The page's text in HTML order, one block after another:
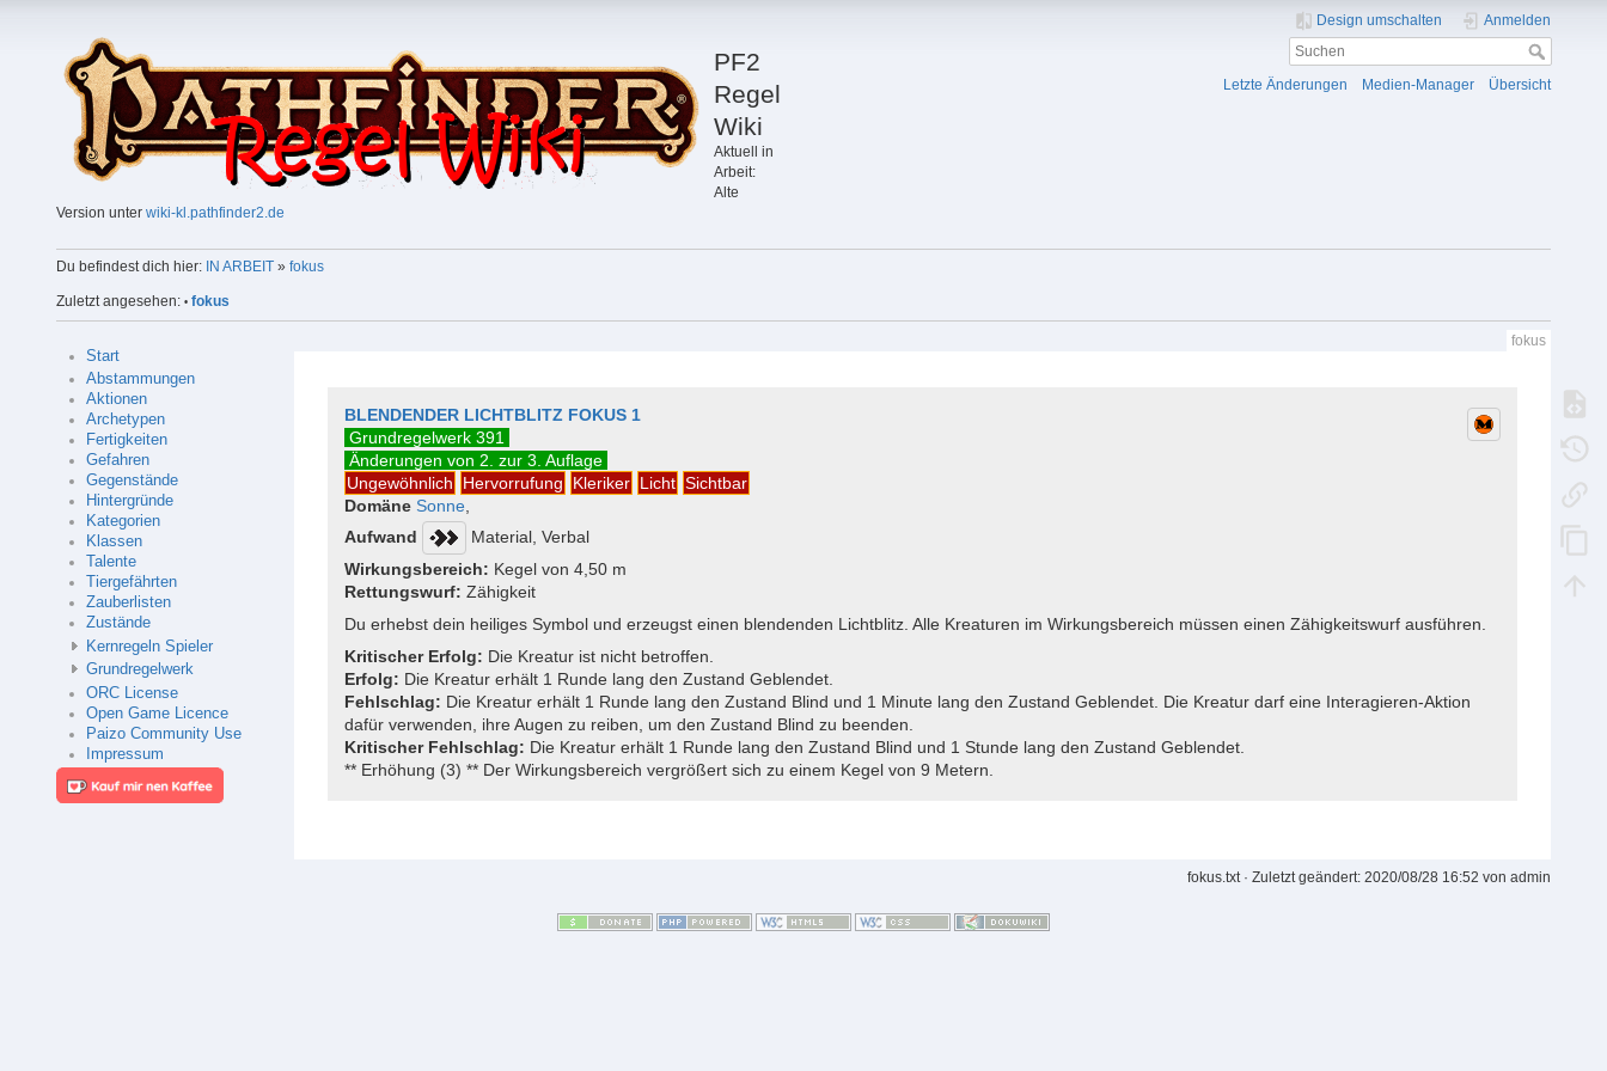
PF2
Regel
Wiki
Aktuell in
Arbeit:
Alte
Version unter wiki-kl.pathfinder2.de
Design umschalten Anmelden
Letzte Änderungen Medien-Manager Übersicht
Du befindest dich hier: IN ARBEIT» fokus
Zuletzt angesehen: • fokus
Start
Abstammungen
Aktionen
Archetypen
Fertigkeiten
Gefahren
Gegenstände
Hintergründe
Kategorien
Klassen
Talente
Tiergefährten
Zauberlisten
Zustände
Kernregeln Spieler
Grundregelwerk
ORC License
Open Game Licence
Paizo Community Use
Impressum
fokus
BLENDENDER LICHTBLITZ FOKUS 1
Grundregelwerk 391
Änderungen von 2. zur 3. Auflage
Ungewöhnlich
Hervorrufung Kleriker Licht Sichtbar
Domäne Sonne,
Aufwand
Material, Verbal
Wirkungsbereich: Kegel von 4,50 m
Rettungswurf: Zähigkeit
Du erhebst dein heiliges Symbol und erzeugst einen blendenden Lichtblitz. Alle Kreaturen im Wirkungsbereich müssen einen Zähigkeitswurf ausführen.
Kritischer Erfolg: Die Kreatur ist nicht betroffen.
Erfolg: Die Kreatur erhält 1 Runde lang den Zustand Geblendet.
Fehlschlag: Die Kreatur erhält 1 Runde lang den Zustand Blind und 1 Minute lang den Zustand Geblendet. Die Kreatur darf eine Interagieren-Aktion
dafür verwenden, ihre Augen zu reiben, um den Zustand Blind zu beenden.
Kritischer Fehlschlag: Die Kreatur erhält 1 Runde lang den Zustand Blind und 1 Stunde lang den Zustand Geblendet.
** Erhöhung (3) ** Der Wirkungsbereich vergrößert sich zu einem Kegel von 9 Metern.
fokus.txt· Zuletzt geändert:2020/08/28 16:52 vonadmin